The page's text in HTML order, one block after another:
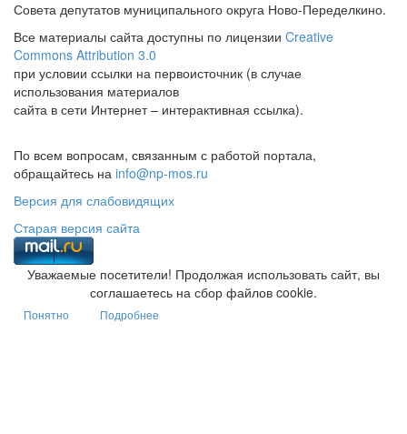
Совета депутатов муниципального округа Ново-Переделкино.
Все материалы сайта доступны по лицензии Creative
Commons Attribution 3.0
при условии ссылки на первоисточник (в случае
использования материалов
сайта в сети Интернет – интерактивная ссылка).
По всем вопросам, связанным с работой портала,
обращайтесь на info@np-mos.ru
Версия для слабовидящих
Старая версия сайта
Уважаемые посетители! Продолжая использовать сайт, вы
соглашаетесь на сбор файлов cookie.
Понятно Подробнее